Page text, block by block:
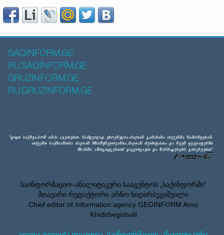
SAQINFORM.GE
RU.SAQINFORM.GE
GRUZINFORM.GE
RU.GRUZINFORM.GE
საინფორმაციო–ანალიტიკური სააგენტოს „საქინფორმი”
მთავარი რედაქტორი არნო ხიდირბეგიშვილი
Chief editor of Information agency GEOINFORM Arno
Khidirbegishvili